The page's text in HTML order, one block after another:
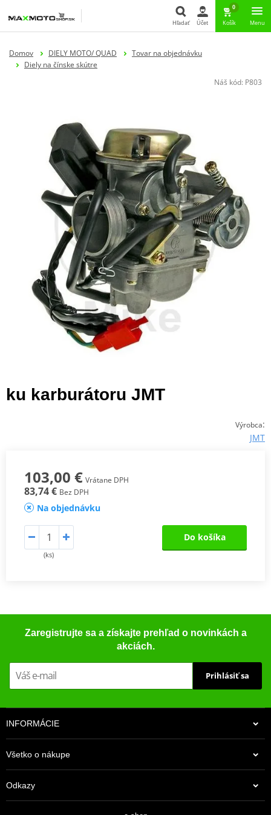
Hľadať Účet
0
Košík Menu
Domov DIELY MOTO/ QUAD
Tovar na objednávku
Diely na čínske skútre
Náš kód: P803
ku karburátoru JMT
Výrobca:
JMT
103,00 € Vrátane DPH
83,74 € Bez DPH
Na objednávku
(ks)
Do košíka
Zaregistrujte sa a získajte prehľad o novinkách a
akciách.
Prihlásiť sa
INFORMÁCIE
Všetko o nákupe
Odkazy